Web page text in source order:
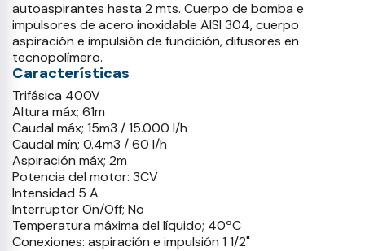
autoaspirantes hasta 2 mts. Cuerpo de bomba e
impulsores de acero inoxidable AISI 304, cuerpo
aspiración e impulsión de fundición, difusores en
tecnopolímero.
Características
Trifásica 400V
Altura máx; 61m
Caudal máx; 15m3 / 15.000 l/h
Caudal mín; 0.4m3 / 60 l/h
Aspiración máx; 2m
Potencia del motor: 3CV
Intensidad 5 A
Interruptor On/Off; No
Temperatura máxima del líquido; 40ºC
Conexiones: aspiración e impulsión 1 1/2"